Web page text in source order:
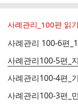
사례관리_100편 읽기
사례관리 100-6편
사례관리100-5편_
사례관리100-3편_